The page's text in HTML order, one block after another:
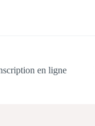
en ligne